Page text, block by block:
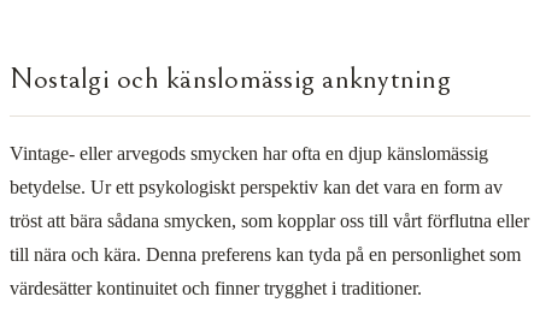
Nostalgi och känslomässig anknytning
Vintage- eller arvegods smycken har ofta en djup känslomässig
betydelse. Ur ett psykologiskt perspektiv kan det vara en form av
tröst att bära sådana smycken, som kopplar oss till vårt förflutna eller
till nära och kära. Denna preferens kan tyda på en personlighet som
värdesätter kontinuitet och finner trygghet i traditioner.